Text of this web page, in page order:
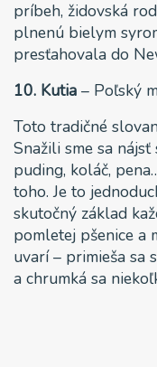
príbeh, židovská
plnenú bielym
presťahovala do
10. Kutia – Poľský
Toto tradičné
Snažili sme sa
puding, koláč,
toho. Je to
skutočný základ
pomletej pšenice a
uvarí – primieša sa
a chrumká sa